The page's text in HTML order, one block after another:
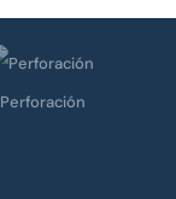
Perforación